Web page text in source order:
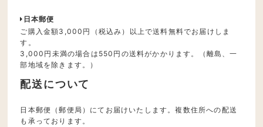
日本郵便
ご購入金額3,000円（税込み）以上で送料無料でお届けしま
す。
3,000円未満の場合は550円の送料がかかります。（離島、一
部地域を除きます。）
配送について
日本郵便（郵便局）にてお届けいたします。複数住所への配送
も承っております。